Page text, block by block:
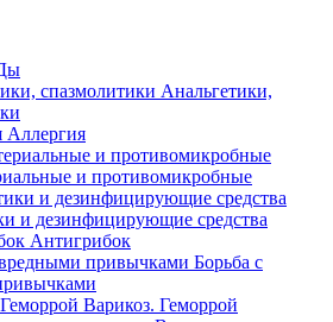
Анальгетики,
Аллергия
и противомикробные
и дезинфицирующие средства
Антигрибок
Борьба с
Варикоз. Геморрой